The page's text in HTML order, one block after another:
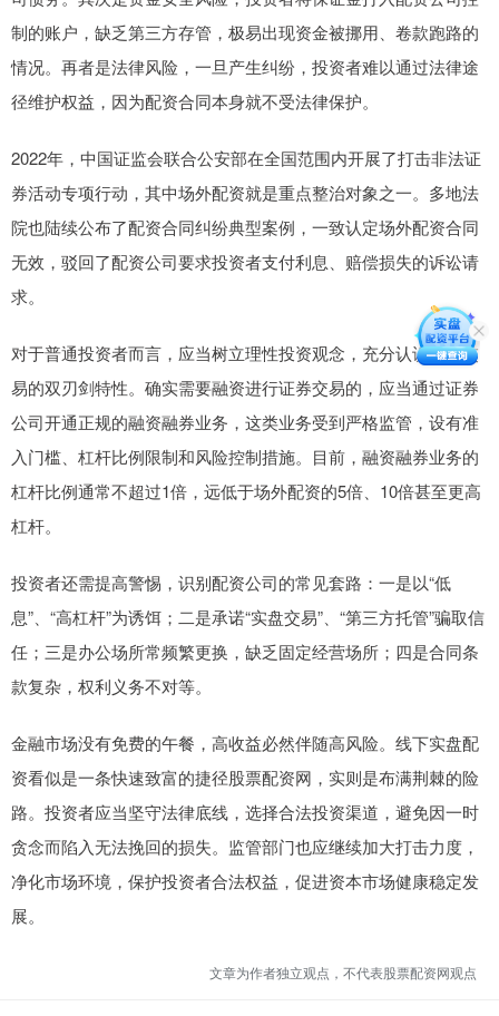
制的账户，缺乏第三方存管，极易出现资金被挪用、卷款跑路的
情况。再者是法律风险，一旦产生纠纷，投资者难以通过法律途
径维护权益，因为配资合同本身就不受法律保护。
2022年，中国证监会联合公安部在全国范围内开展了打击非法证
券活动专项行动，其中场外配资就是重点整治对象之一。多地法
院也陆续公布了配资合同纠纷典型案例，一致认定场外配资合同
无效，驳回了配资公司要求投资者支付利息、赔偿损失的诉讼请
求。
对于普通投资者而言，应当树立理性投资观念，充分认识杠杆交
易的双刃剑特性。确实需要融资进行证券交易的，应当通过证券
公司开通正规的融资融券业务，这类业务受到严格监管，设有准
入门槛、杠杆比例限制和风险控制措施。目前，融资融券业务的
杠杆比例通常不超过1倍，远低于场外配资的5倍、10倍甚至更高
杠杆。
投资者还需提高警惕，识别配资公司的常见套路：一是以“低
息”、“高杠杆”为诱饵；二是承诺“实盘交易”、“第三方托管”骗取信
任；三是办公场所常频繁更换，缺乏固定经营场所；四是合同条
款复杂，权利义务不对等。
金融市场没有免费的午餐，高收益必然伴随高风险。线下实盘配
资看似是一条快速致富的捷径股票配资网，实则是布满荆棘的险
路。投资者应当坚守法律底线，选择合法投资渠道，避免因一时
贪念而陷入无法挽回的损失。监管部门也应继续加大打击力度，
净化市场环境，保护投资者合法权益，促进资本市场健康稳定发
展。
文章为作者独立观点，不代表股票配资网观点